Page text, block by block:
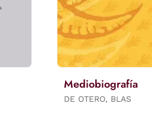
Mediobiografía
DE OTERO, BLAS